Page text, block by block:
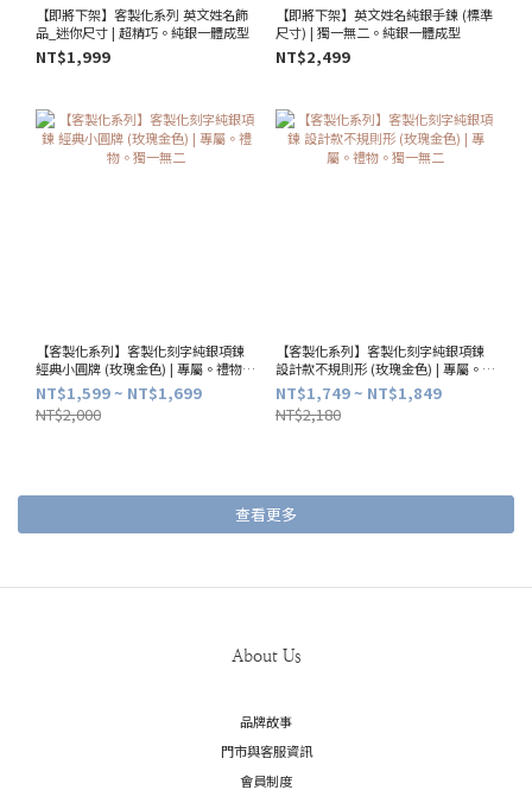
【即將下架】客製化系列 英文姓名飾
品_迷你尺寸 | 超精巧。純銀一體成型
NT$1,999
【即將下架】英文姓名純銀手鍊 (標準
尺寸) | 獨一無二。純銀一體成型
NT$2,499
【客製化系列】客製化刻字純銀項鍊
經典小圓牌 (玫瑰金色) | 專屬。禮物。
獨一無二
NT$1,599 ~ NT$1,699
NT$2,000
【客製化系列】客製化刻字純銀項鍊
設計款不規則形 (玫瑰金色) | 專屬。禮
物。獨一無二
NT$1,749 ~ NT$1,849
NT$2,180
查看更多
About Us
品牌故事
門市與客服資訊
會員制度